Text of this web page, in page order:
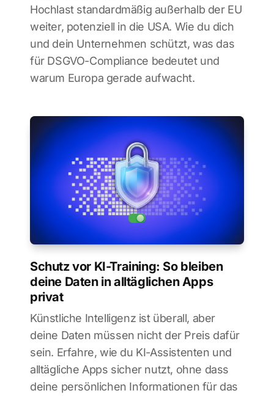
Hochlast standardmäßig außerhalb der EU
weiter, potenziell in die USA. Wie du dich
und dein Unternehmen schützt, was das
für DSGVO-Compliance bedeutet und
warum Europa gerade aufwacht.
Schutz vor KI-Training: So bleiben
deine Daten in alltäglichen Apps
privat
Künstliche Intelligenz ist überall, aber
deine Daten müssen nicht der Preis dafür
sein. Erfahre, wie du KI-Assistenten und
alltägliche Apps sicher nutzt, ohne dass
deine persönlichen Informationen für das